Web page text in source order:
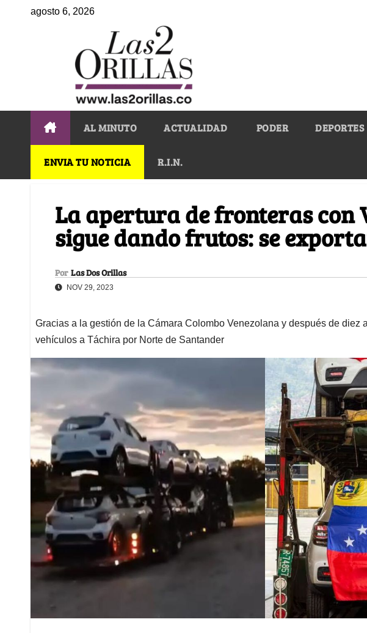
agosto 6, 2026
AL MINUTO ACTUALIDAD PODER DEPORTES
ENVIA TU NOTICIA R.I.N.
La apertura de fronteras con
sigue dando frutos: se
Por Las Dos Orillas
NOV 29, 2023
Gracias a la gestión de la Cámara Colombo Venezolana y después de diez
vehículos a Táchira por Norte de Santander